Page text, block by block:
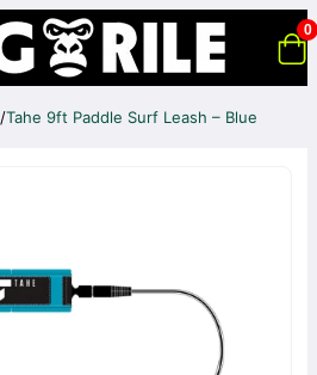
0
/Tahe 9ft Paddle Surf Leash – Blue